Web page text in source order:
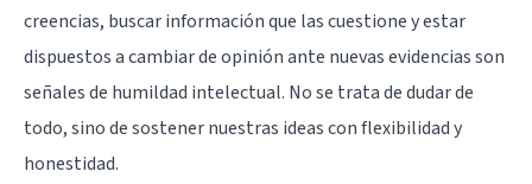
creencias, buscar información que las cuestione y estar
dispuestos a cambiar de opinión ante nuevas evidencias son
señales de humildad intelectual. No se trata de dudar de
todo, sino de sostener nuestras ideas con flexibilidad y
honestidad.